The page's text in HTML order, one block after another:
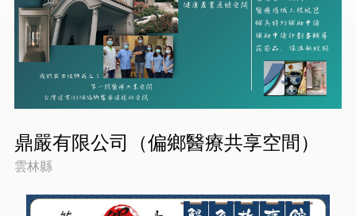
鼎嚴有限公司（偏鄉醫療共享空間）
雲林縣